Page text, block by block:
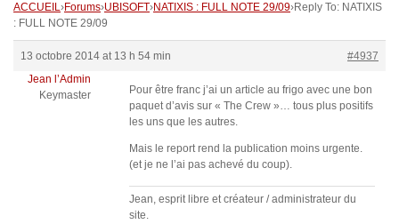
ACCUEIL›Forums›UBISOFT›NATIXIS : FULL NOTE 29/09›Reply To: NATIXIS
: FULL NOTE 29/09
13 octobre 2014 at 13 h 54 min
#4937
Jean l’Admin
Keymaster
Pour être franc j’ai un article au frigo avec une bon
paquet d’avis sur « The Crew »… tous plus positifs
les uns que les autres.
Mais le report rend la publication moins urgente.
(et je ne l’ai pas achevé du coup).
Jean, esprit libre et créateur / administrateur du
site.